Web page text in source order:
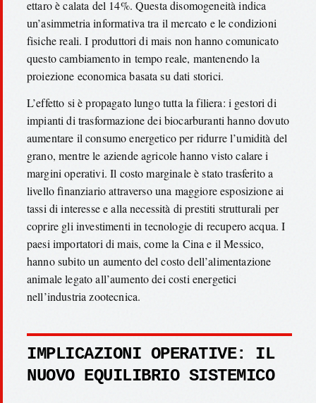
ettaro è calata del 14%. Questa disomogeneità indica
un’asimmetria informativa tra il mercato e le condizioni
fisiche reali. I produttori di mais non hanno comunicato
questo cambiamento in tempo reale, mantenendo la
proiezione economica basata su dati storici.
L’effetto si è propagato lungo tutta la filiera: i gestori di
impianti di trasformazione dei biocarburanti hanno dovuto
aumentare il consumo energetico per ridurre l’umidità del
grano, mentre le aziende agricole hanno visto calare i
margini operativi. Il costo marginale è stato trasferito a
livello finanziario attraverso una maggiore esposizione ai
tassi di interesse e alla necessità di prestiti strutturali per
coprire gli investimenti in tecnologie di recupero acqua. I
paesi importatori di mais, come la Cina e il Messico,
hanno subito un aumento del costo dell’alimentazione
animale legato all’aumento dei costi energetici
nell’industria zootecnica.
IMPLICAZIONI OPERATIVE: IL
NUOVO EQUILIBRIO SISTEMICO